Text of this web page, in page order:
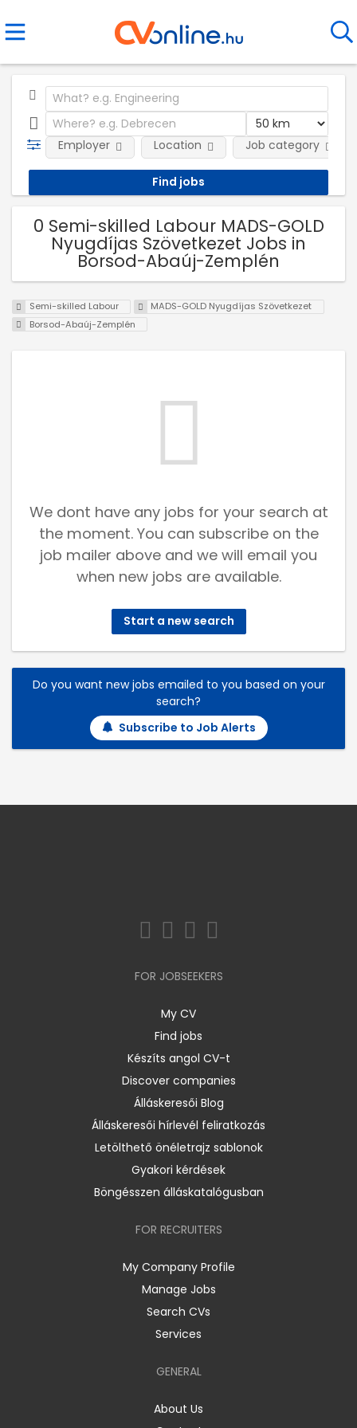
Employer Location Job category
0 Semi-skilled Labour MADS-GOLD
Nyugdíjas Szövetkezet Jobs in
Borsod-Abaúj-Zemplén
Semi-skilled Labour
MADS-GOLD Nyugdíjas Szövetkezet
Borsod-Abaúj-Zemplén
We dont have any jobs for your search at
the moment. You can subscribe on the
job mailer above and we will email you
when new jobs are available.
Start a new search
Do you want new jobs emailed to you based on your
search?
Subscribe to Job Alerts
FOR JOBSEEKERS
My CV
Find jobs
Készíts angol CV-t
Discover companies
Álláskeresői Blog
Álláskeresői hírlevél feliratkozás
Letölthető önéletrajz sablonok
Gyakori kérdések
Böngésszen álláskatalógusban
FOR RECRUITERS
My Company Profile
Manage Jobs
Search CVs
Services
GENERAL
About Us